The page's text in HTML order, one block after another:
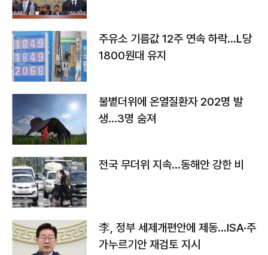
주유소 기름값 12주 연속 하락…L당
1800원대 유지
불볕더위에 온열질환자 202명 발
생…3명 숨져
전국 무더위 지속…동해안 강한 비
李, 정부 세제개편안에 제동…ISA·주
가누르기안 재검토 지시